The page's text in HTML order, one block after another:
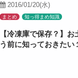
2016/01/20(水)
まとめ 知っ得まめ知識
【冷凍庫で保存？】
う前に知っておきたい